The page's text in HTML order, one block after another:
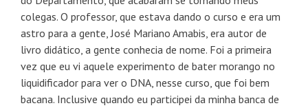
colegas. O professor, que estava dando o curso e era um
astro para a gente, José Mariano Amabis, era autor de
livro didático, a gente conhecia de nome. Foi a primeira
vez que eu vi aquele experimento de bater morango no
liquidificador para ver o DNA, nesse curso, que foi bem
bacana. Inclusive quando eu participei da minha banca de